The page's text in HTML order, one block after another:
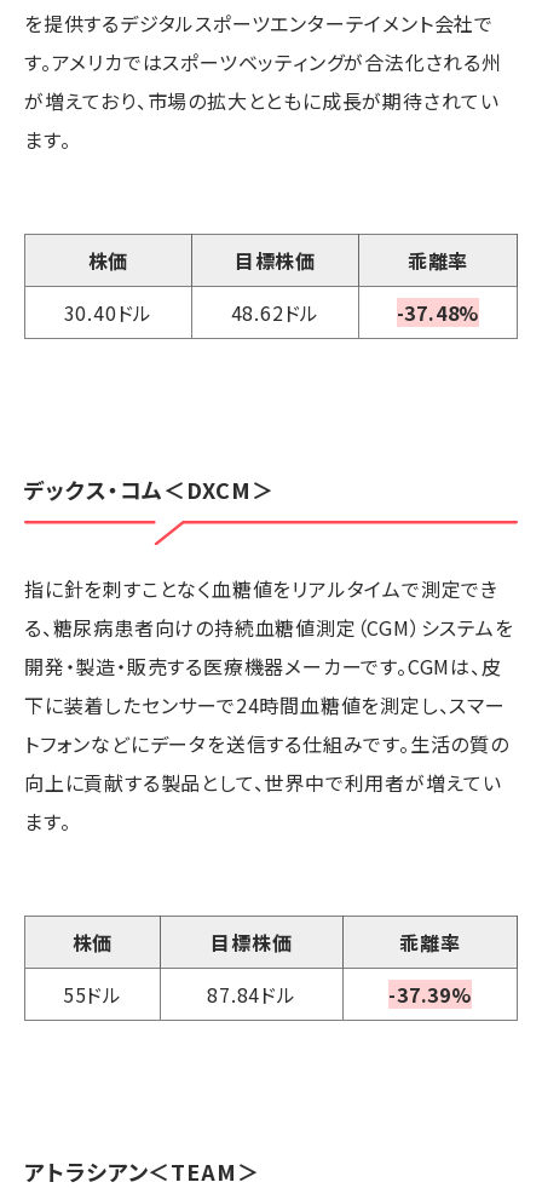
を提供するデジタルスポーツエンターテイメント会社で
す。アメリカではスポーツベッティングが合法化される州
が増えており、市場の拡大とともに成長が期待されてい
ます。
株価 目標株価
乖離率
30.40ドル
48.62ドル -37.48%
デックス・コム＜DXCM＞
指に針を刺すことなく血糖値をリアルタイムで測定でき
る、糖尿病患者向けの持続血糖値測定（CGM）システムを
開発・製造・販売する医療機器メーカーです。CGMは、皮
下に装着したセンサーで24時間血糖値を測定し、スマー
トフォンなどにデータを送信する仕組みです。生活の質の
向上に貢献する製品として、世界中で利用者が増えてい
ます。
株価 目標株価
乖離率
55ドル
87.84ドル -37.39%
アトラシアン＜TEAM＞